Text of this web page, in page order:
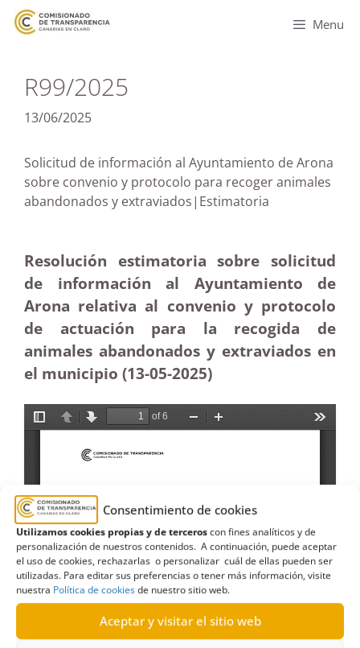
Consentimiento de cookies
Utilizamos cookies propias y de terceroscon fines analíticos y de
personalización de nuestros contenidos. A continuación, puede aceptar
el uso de cookies, rechazarlas o personalizar cuál de ellas pueden ser
utilizadas. Para editar sus preferencias o tener más información, visite
nuestra Política de cookiesde nuestro sitio web.
Aceptar y visitar el sitio web
Menu
R99/2025
13/06/2025
Solicitud de información al Ayuntamiento de Arona
sobre convenio y protocolo para recoger animales
abandonados y extraviados|Estimatoria
Resolución estimatoria sobre solicitud
de información al Ayuntamiento de
Arona relativa al convenio y protocolo
de actuación para la recogida de
animales abandonados y extraviados en
el municipio (13-05-2025)